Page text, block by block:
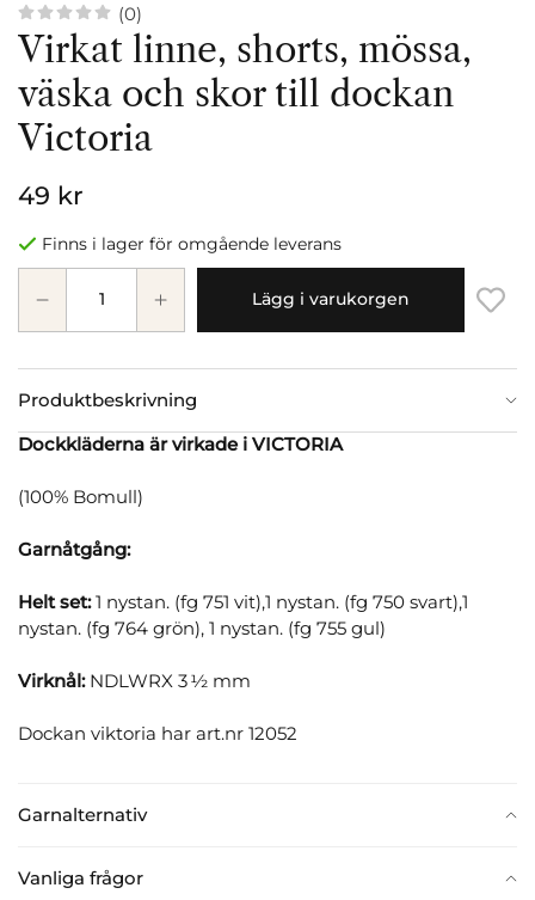
(0)
Virkat linne, shorts, mössa,
väska och skor till dockan
Victoria
49 kr
Finns i lager för omgående leverans
Lägg i varukorgen
Produktbeskrivning
Garnalternativ
Vanliga frågor
Dockkläderna är virkade i VICTORIA
(100% Bomull)
Garnåtgång:
Helt set:1 nystan. (fg 751 vit),1 nystan. (fg 750 svart),1
nystan. (fg 764 grön), 1 nystan. (fg 755 gul)
Virknål:NDLWRX 3 ½ mm
Dockan viktoria har art.nr 12052